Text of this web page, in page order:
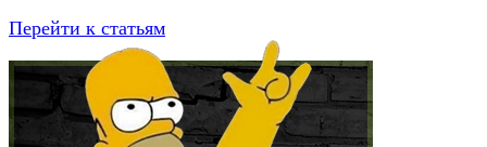
Перейти к статьям